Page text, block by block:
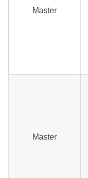
Master
Master